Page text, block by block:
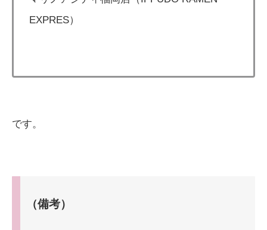
EXPRES）
です。
（備考）